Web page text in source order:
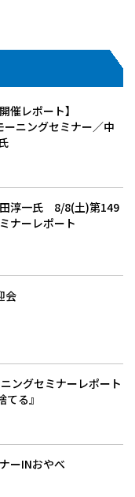
催レポート】
ニングセミナー／中
田淳一氏 8/8(土)第149
ナーレポート
会
ングセミナーレポート
る』
ーINおやべ